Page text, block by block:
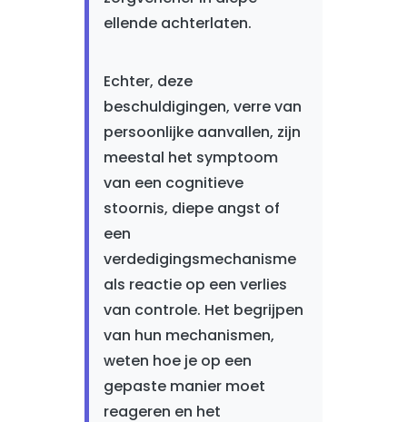
ellende achterlaten.
Echter, deze
beschuldigingen, verre van
persoonlijke aanvallen, zijn
meestal het symptoom
van een cognitieve
stoornis, diepe angst of
een
verdedigingsmechanisme
als reactie op een verlies
van controle. Het begrijpen
van hun mechanismen,
weten hoe je op een
gepaste manier moet
reageren en het